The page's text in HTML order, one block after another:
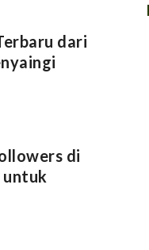
dari
di
untuk